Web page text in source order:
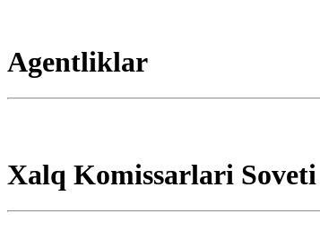
Agentliklar
Xalq Komissarlari